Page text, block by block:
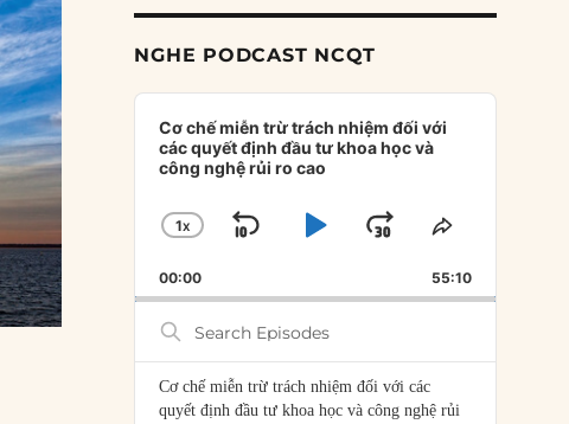
NGHE PODCAST NCQT
Audio
Player
Cơ chế miễn trừ trách nhiệm đối với
các quyết định đầu tư khoa học và
công nghệ rủi ro cao
CHANGE
RATE
1X
SKIP
BACKWARD
PLAYJUMP
FORWARD
SHARE
EPISODE
00:00 55:10
Search
Episodes
Cơ chế miễn trừ trách nhiệm đối với các
quyết định đầu tư khoa học và công nghệ rủi